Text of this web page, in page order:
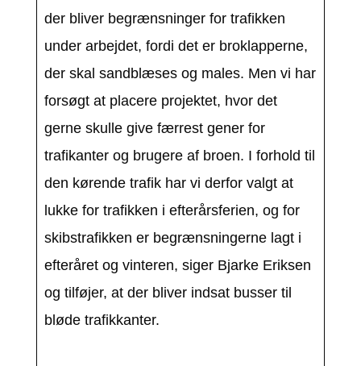
der bliver begrænsninger for trafikken
under arbejdet, fordi det er broklapperne,
der skal sandblæses og males. Men vi har
forsøgt at placere projektet, hvor det
gerne skulle give færrest gener for
trafikanter og brugere af broen. I forhold til
den kørende trafik har vi derfor valgt at
lukke for trafikken i efterårsferien, og for
skibstrafikken er begrænsningerne lagt i
efteråret og vinteren, siger Bjarke Eriksen
og tilføjer, at der bliver indsat busser til
bløde trafikkanter.